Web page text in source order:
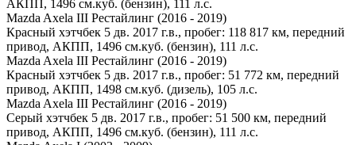
АКПП, 1496 см.куб. (бензин), 111 л.с.
Mazda Axela III Рестайлинг (2016 - 2019)
Красный хэтчбек 5 дв. 2017 г.в., пробег: 118 817 км, передний
привод, АКПП, 1496 см.куб. (бензин), 111 л.с.
Mazda Axela III Рестайлинг (2016 - 2019)
Красный хэтчбек 5 дв. 2017 г.в., пробег: 51 772 км, передний
привод, АКПП, 1498 см.куб. (дизель), 105 л.с.
Mazda Axela III Рестайлинг (2016 - 2019)
Серый хэтчбек 5 дв. 2017 г.в., пробег: 51 500 км, передний
привод, АКПП, 1496 см.куб. (бензин), 111 л.с.